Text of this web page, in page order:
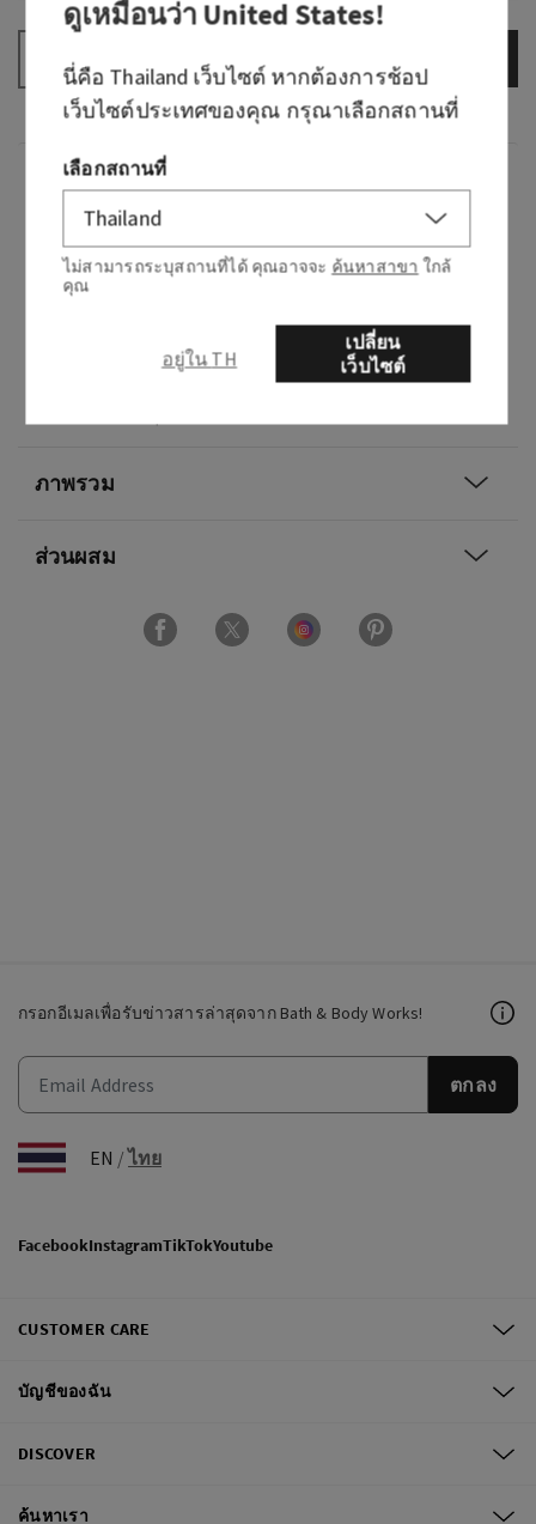
+
กลิ่น
เตรียมตัวให้พร้อมสำหรับค่ำคืนแห่งการออกไป
เที่ยวด้วยน้ำหอมกลิ่นซิตรัสนี้ ราวกับได้สวมเสื้อ
นวลที่ไร้กังวล ซึ่งทั้งโดดเด่นและน่าหลงใหล
โน้ต: เบอร์กามอตผสมเครื่องเทศ อำพัน และถั่วตอ
ภาพรวม
ส่วนผสม
กรอกอีเมลเพื่อรับข่าวสารล่าสุดจาก Bath & Body Works!
ตกลง
EN /ไทย
FacebookInstagramTikTokYoutube
CUSTOMER CARE
บัญชีของฉัน
DISCOVER
ค้นหาเรา
ดูเหมือนว่าUnited States!
นี่คือ Thailand เว็บไซต์ หากต้องการช้อป
เว็บไซต์ประเทศของคุณ กรุณาเลือกสถานที่
เลือกสถานที่
ไม่สามารถระบุสถานที่ได้ คุณอาจจะ ค้นหาสาขา ใกล้
คุณ
อยู่ใน TH
เปลี่ยน
เว็บไซต์